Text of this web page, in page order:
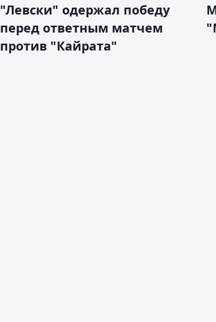
"Левски" одержал победу
перед ответным матчем
против "Кайрата"